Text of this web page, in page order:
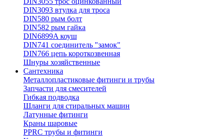
DIN3093 втулка для троса
DIN580 рым болт
DIN582 рым гайка
DIN6899A коуш
DIN741 соединитель "замок"
DIN766 цепь короткозвенная
Шнуры хозяйственные
Сантехника
Металлопластиковые фитинги и трубы
Запчасти для смесителей
Гибкая подводка
Шланги для стиральных машин
Латунные фитинги
Краны шаровые
PPRC трубы и фитинги